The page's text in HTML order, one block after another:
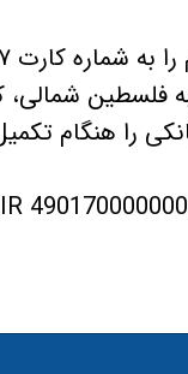
را هنگام